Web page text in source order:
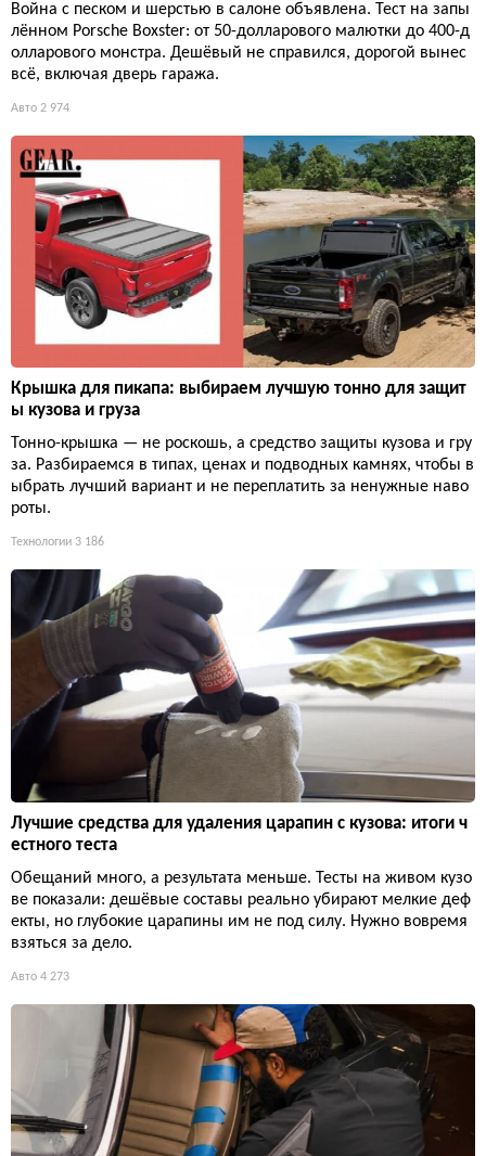
Война с песком и шерстью в салоне объявлена. Тест на запы
лённом Porsche Boxster: от 50-долларового малютки до 400-д
олларового монстра. Дешёвый не справился, дорогой вынес
всё, включая дверь гаража.
Авто 2 974
Крышка для пикапа: выбираем лучшую тонно для защит
ы кузова и груза
Тонно-крышка — не роскошь, а средство защиты кузова и гру
за. Разбираемся в типах, ценах и подводных камнях, чтобы в
ыбрать лучший вариант и не переплатить за ненужные наво
роты.
Технологии 3 186
Лучшие средства для удаления царапин с кузова: итоги ч
естного теста
Обещаний много, а результата меньше. Тесты на живом кузо
ве показали: дешёвые составы реально убирают мелкие деф
екты, но глубокие царапины им не под силу. Нужно вовремя
взяться за дело.
Авто 4 273